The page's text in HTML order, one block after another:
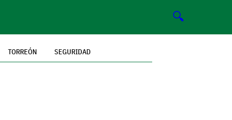
🔍
TORREÓN SEGURIDAD